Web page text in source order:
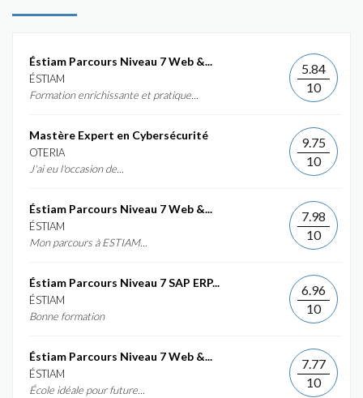
Éstiam Parcours Niveau 7 Web &...
ÉSTIAM
Formation enrichissante et pratique...
5.84
10
Mastère Expert en Cybersécurité
OTERIA
J'ai eu l'occasion de...
9.75
10
Éstiam Parcours Niveau 7 Web &...
ÉSTIAM
Mon parcours à ESTIAM...
7.98
10
Éstiam Parcours Niveau 7 SAP ERP...
ÉSTIAM
Bonne formation
6.96
10
Éstiam Parcours Niveau 7 Web &...
ÉSTIAM
École idéale pour future...
7.77
10